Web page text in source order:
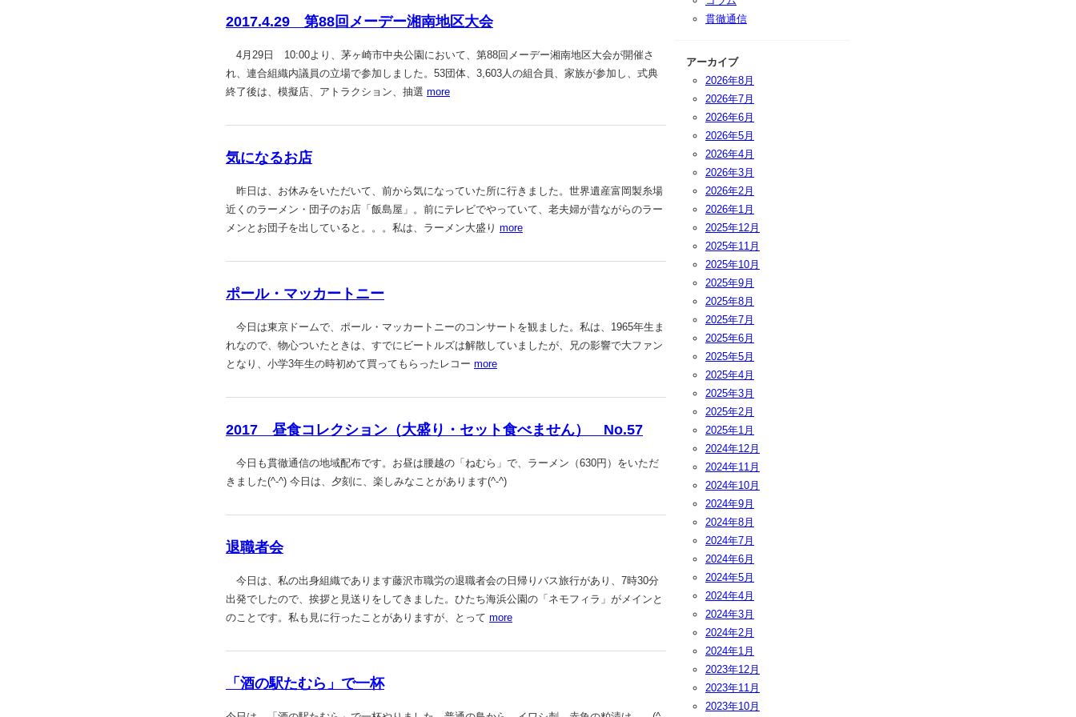
2017.4.29 第88回メーデー湘南地区大会
4月29日 10:00より、茅ヶ崎市中央公園において、第88回メーデー湘南地区大会が開催さ
れ、連合組織内議員の立場で参加しました。53団体、3,603人の組合員、家族が参加し、式典
終了後は、模擬店、アトラクション、抽選 more
気になるお店
昨日は、お休みをいただいて、前から気になっていた所に行きました。世界遺産富岡製糸場
近くのラーメン・団子のお店「飯島屋」。前にテレビでやっていて、老夫婦が昔ながらのラー
メンとお団子を出していると。。。私は、ラーメン大盛り more
ポール・マッカートニー
今日は東京ドームで、ポール・マッカートニーのコンサートを観ました。私は、1965年生ま
れなので、物心ついたときは、すでにビートルズは解散していましたが、兄の影響で大ファン
となり、小学3年生の時初めて買ってもらったレコー more
2017 昼食コレクション（大盛り・セット食べません） No.57
今日も貫徹通信の地域配布です。お昼は腰越の「ねむら」で、ラーメン（630円）をいただ
きました(^-^) 今日は、夕刻に、楽しみなことがあります(^-^)
退職者会
今日は、私の出身組織であります藤沢市職労の退職者会の日帰りバス旅行があり、7時30分
出発でしたので、挨拶と見送りをしてきました。ひたち海浜公園の「ネモフィラ」がメインと
のことです。私も見に行ったことがありますが、とって more
「酒の駅たむら」で一杯
貫徹通信
アーカイブ
2026年8月
2026年7月
2026年6月
2026年5月
2026年4月
2026年3月
2026年2月
2026年1月
2025年12月
2025年11月
2025年10月
2025年9月
2025年8月
2025年7月
2025年6月
2025年5月
2025年4月
2025年3月
2025年2月
2025年1月
2024年12月
2024年11月
2024年10月
2024年9月
2024年8月
2024年7月
2024年6月
2024年5月
2024年4月
2024年3月
2024年2月
2024年1月
2023年12月
2023年11月
2023年10月